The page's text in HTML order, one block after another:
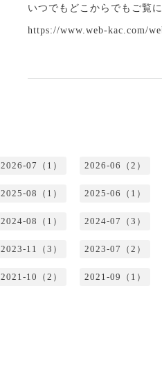
いつでもどこからでもご覧
https://www.web-kac.com/
2026-07（1） 2026-06（2）
2025-08（1） 2025-06（1）
2024-08（1） 2024-07（3）
2023-11（3） 2023-07（2）
2021-10（2） 2021-09（1）